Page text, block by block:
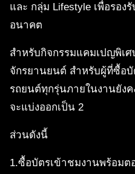
และ กลุ่ม Lifestyle เพื่อรอง
อนาคต
สําหรับกิจกรรมแคมเปญพิเ
จักรยานยนต์ สำหรับผู้ที่ซื้อบั
รถยนต์ทุกรุ่นภายในงานยัง
จะแบ่งออกเป็น 2
ส่วนดังนี้
1.ซื้อบัตรเข้าชมงานพร้อม